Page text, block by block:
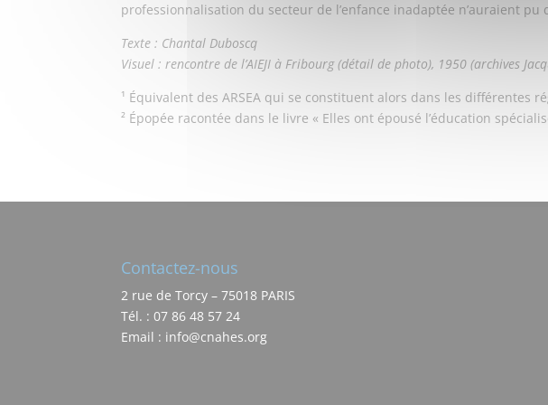
professionnalisation du secteur de l’enfance inadaptée n’auraient pu
Texte : Chantal Duboscq
Visuel : rencontre de l’AIEJI à Fribourg (détail de photo), 1950 (archives
¹ Équivalent des ARSEA qui se constituent alors dans les différentes
² Épopée racontée dans le livre « Elles ont épousé l’éducation
Contactez-nous
2 rue de Torcy – 75018 PARIS
Tél. : 07 86 48 57 24
Email : info@cnahes.org